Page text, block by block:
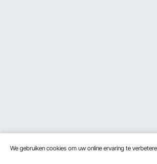
We gebruiken cookies om uw online ervaring te